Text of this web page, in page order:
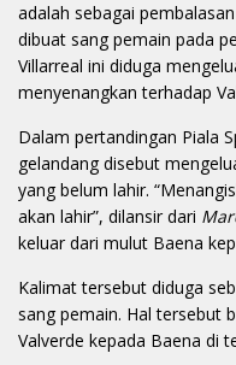
adalah sebagai
dibuat sang pemain pada
Villarreal ini diduga
menyenangkan terhadap
Dalam pertandingan Piala
gelandang disebut
yang belum lahir.
akan lahir”, dilansir dari
keluar dari mulut Baena
Kalimat tersebut diduga
sang pemain. Hal tersebut
Valverde kepada Baena di